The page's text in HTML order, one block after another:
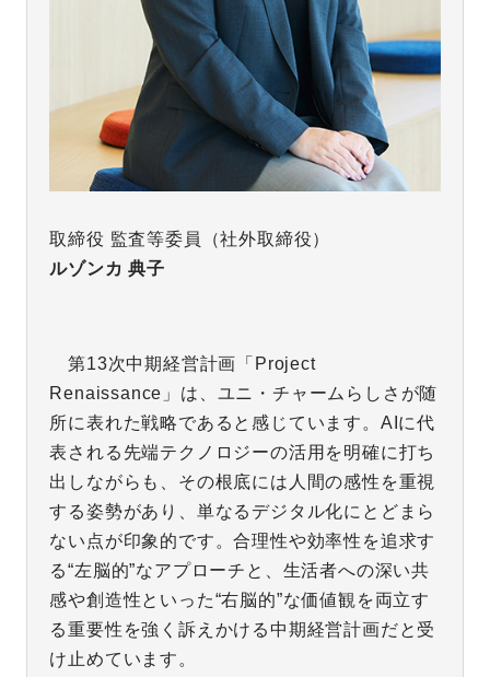
取締役 監査等委員（社外取締役）
ルゾンカ 典子
第13次中期経営計画「Project
Renaissance」は、ユニ・チャームらしさが随
所に表れた戦略であると感じています。AIに代
表される先端テクノロジーの活用を明確に打ち
出しながらも、その根底には人間の感性を重視
する姿勢があり、単なるデジタル化にとどまら
ない点が印象的です。合理性や効率性を追求す
る“左脳的”なアプローチと、生活者への深い共
感や創造性といった“右脳的”な価値観を両立す
る重要性を強く訴えかける中期経営計画だと受
け止めています。